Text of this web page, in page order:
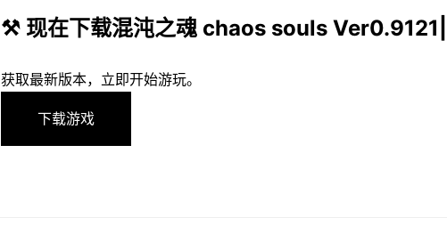
⚒️ 现在下载混沌之魂 chaos souls
获取最新版本，立即开始游玩。
下载游戏